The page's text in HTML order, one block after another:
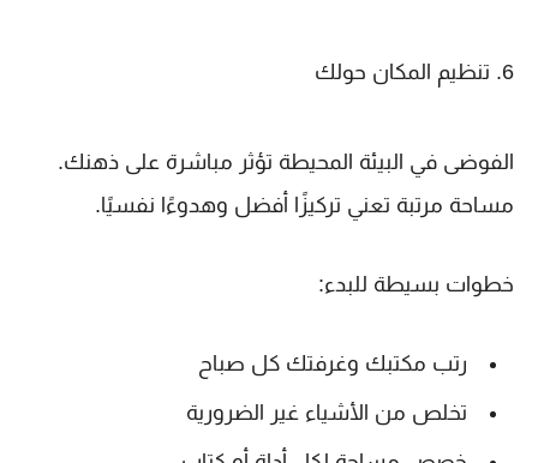
6. تنظيم المكان حولك
الفوضى في البيئة المحيطة تؤثر مباشرة على ذهنك.
مساحة مرتبة تعني تركيزًا أفضل وهدوءًا نفسيًا.
خطوات بسيطة للبدء:
رتب مكتبك وغرفتك كل صباح
تخلص من الأشياء غير الضرورية